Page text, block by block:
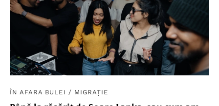
ÎN AFARA BULEI / MIGRAȚIE